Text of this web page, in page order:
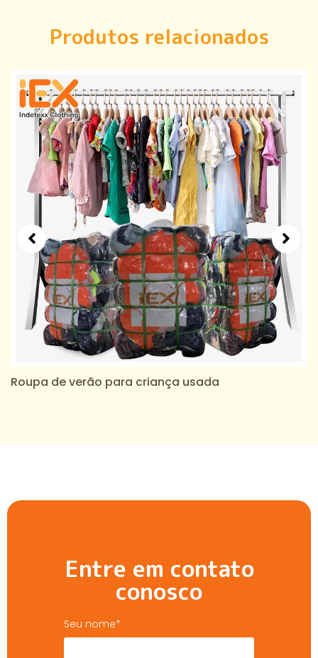
Produtos relacionados
Roupa de verão para criança usada
Entre em contato
conosco
Seu nome*